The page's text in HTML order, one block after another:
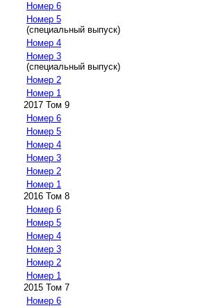
Номер 6
Номер 5
(специальный выпуск)
Номер 4
Номер 3
(специальный выпуск)
Номер 2
Номер 1
2017 Том 9
Номер 6
Номер 5
Номер 4
Номер 3
Номер 2
Номер 1
2016 Том 8
Номер 6
Номер 5
Номер 4
Номер 3
Номер 2
Номер 1
2015 Том 7
Номер 6